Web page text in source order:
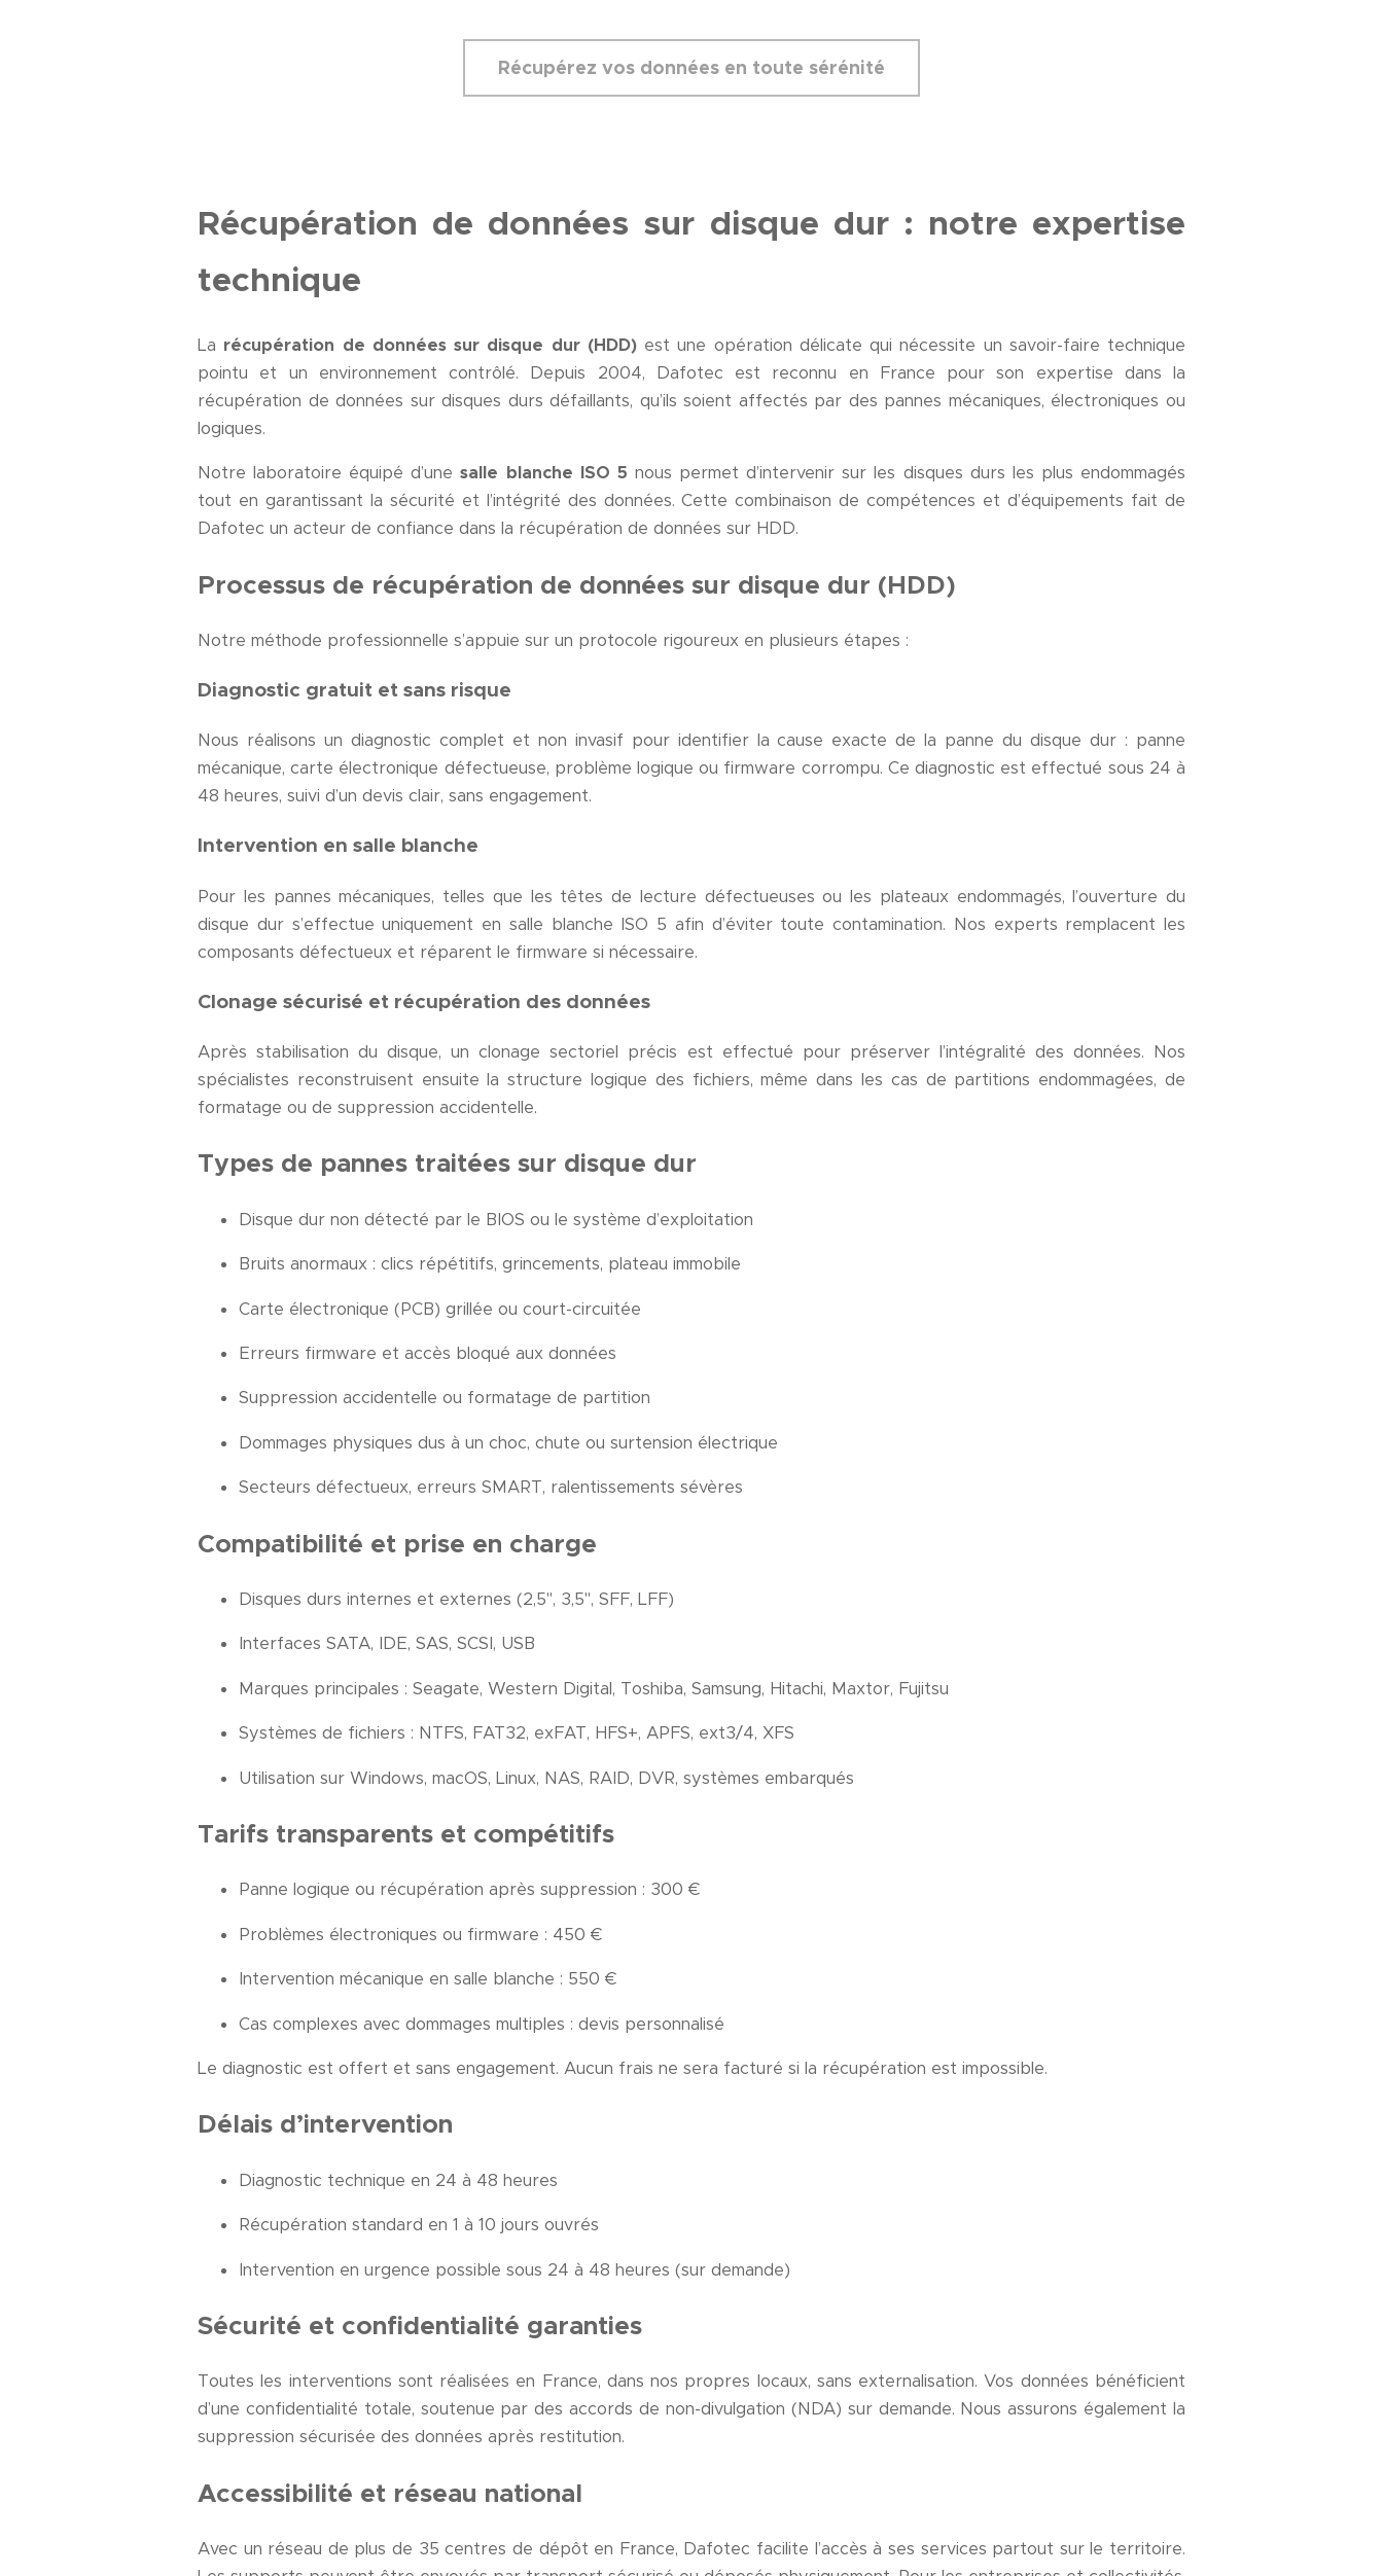
Récupérez vos données en toute sérénité
Récupération de données sur disque dur : notre expertise
technique
La récupération de données sur disque dur (HDD)est une opération délicate qui nécessite un savoir-faire technique
pointu et un environnement contrôlé. Depuis 2004, Dafotec est reconnu en France pour son expertise dans la
récupération de données sur disques durs défaillants, qu’ils soient affectés par des pannes mécaniques, électroniques ou
logiques.
Notre laboratoire équipé d’unesalle blanche ISO 5 nous permet d’intervenir sur les disques durs les plus endommagés
tout en garantissant la sécurité et l’intégrité des données. Cette combinaison de compétences et d’équipements fait de
Dafotec un acteur de confiance dans la récupération de données sur HDD.
Processus de récupération de données sur disque dur (HDD)
Notre méthode professionnelle s’appuie sur un protocole rigoureux en plusieurs étapes :
Diagnostic gratuit et sans risque
Nous réalisons un diagnostic complet et non invasif pour identifier la cause exacte de la panne du disque dur : panne
mécanique, carte électronique défectueuse, problème logique ou firmware corrompu. Ce diagnostic est effectué sous 24 à
48 heures, suivi d’un devis clair, sans engagement.
Intervention en salle blanche
Pour les pannes mécaniques, telles que les têtes de lecture défectueuses ou les plateaux endommagés, l’ouverture du
disque dur s’effectue uniquement en salle blanche ISO 5 afin d’éviter toute contamination. Nos experts remplacent les
composants défectueux et réparent le firmware si nécessaire.
Clonage sécurisé et récupération des données
Après stabilisation du disque, un clonage sectoriel précis est effectué pour préserver l’intégralité des données. Nos
spécialistes reconstruisent ensuite la structure logique des fichiers, même dans les cas de partitions endommagées, de
formatage ou de suppression accidentelle.
Types de pannes traitées sur disque dur
Disque dur non détecté par le BIOS ou le système d’exploitation
Bruits anormaux : clics répétitifs, grincements, plateau immobile
Carte électronique (PCB) grillée ou court-circuitée
Erreurs firmware et accès bloqué aux données
Suppression accidentelle ou formatage de partition
Dommages physiques dus à un choc, chute ou surtension électrique
Secteurs défectueux, erreurs SMART, ralentissements sévères
Compatibilité et prise en charge
Disques durs internes et externes (2,5", 3,5", SFF, LFF)
Interfaces SATA, IDE, SAS, SCSI, USB
Marques principales : Seagate, Western Digital, Toshiba, Samsung, Hitachi, Maxtor, Fujitsu
Systèmes de fichiers : NTFS, FAT32, exFAT, HFS+, APFS, ext3/4, XFS
Utilisation sur Windows, macOS, Linux, NAS, RAID, DVR, systèmes embarqués
Tarifs transparents et compétitifs
Panne logique ou récupération après suppression : 300 €
Problèmes électroniques ou firmware : 450 €
Intervention mécanique en salle blanche : 550 €
Cas complexes avec dommages multiples : devis personnalisé
Le diagnostic est offert et sans engagement. Aucun frais ne sera facturé si la récupération est impossible.
Délais d’intervention
Diagnostic technique en 24 à 48 heures
Récupération standard en 1 à 10 jours ouvrés
Intervention en urgence possible sous 24 à 48 heures (sur demande)
Sécurité et confidentialité garanties
Toutes les interventions sont réalisées en France, dans nos propres locaux, sans externalisation. Vos données bénéficient
d’une confidentialité totale, soutenue par des accords de non-divulgation (NDA) sur demande. Nous assurons également la
suppression sécurisée des données après restitution.
Accessibilité et réseau national
Avec un réseau de plus de 35 centres de dépôt en France, Dafotec facilite l’accès à ses services partout sur le territoire.